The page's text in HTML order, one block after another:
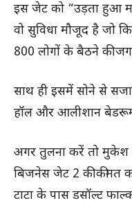
इस जेट को “उड़ता हुआ
वो सुविधा मौजूद है जो
800 लोगों के बैठने की
साथ ही इसमें सोने से सजा
हॉल और आलीशान
अगर तुलना करें तो मुकेश
बिजनेस जेट 2 की कीमत
टाटा के पास डसॉल्ट